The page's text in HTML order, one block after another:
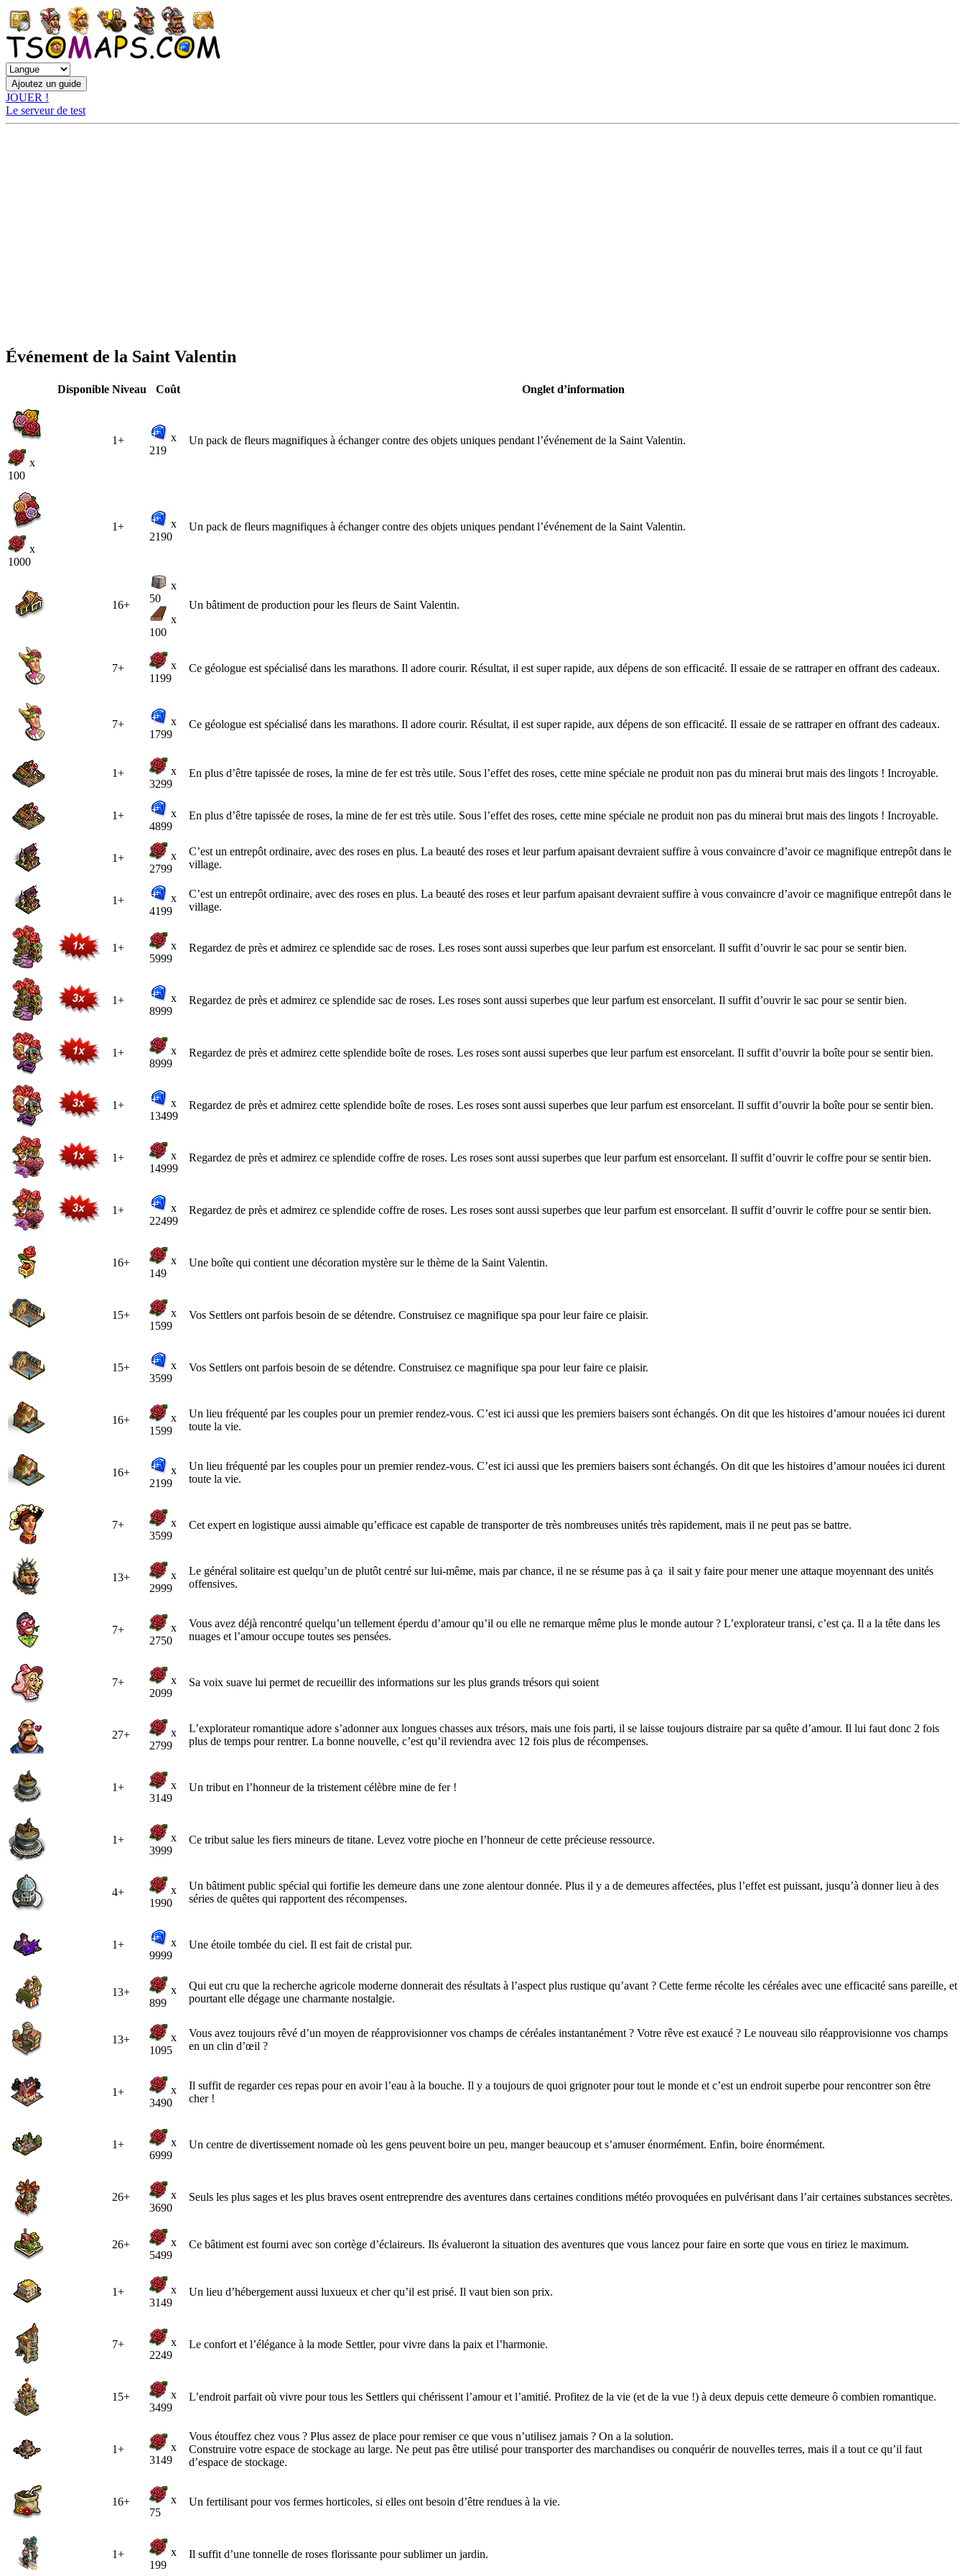
JOUER !
Le serveur de test
Événement de la Saint Valentin
Disponible Niveau Coût Onglet d’information
x
100
1+
x
219
Un pack de fleurs magnifiques à échanger contre des objets uniques pendant l’événement de la Saint Valentin.
x
1000
1+
x
2190
Un pack de fleurs magnifiques à échanger contre des objets uniques pendant l’événement de la Saint Valentin.
16+
x
50
x
100
Un bâtiment de production pour les fleurs de Saint Valentin.
7+
x
1199
Ce géologue est spécialisé dans les marathons. Il adore courir. Résultat, il est super rapide, aux dépens de son efficacité. Il essaie de se rattraper en offrant des cadeaux.
7+
x
1799
Ce géologue est spécialisé dans les marathons. Il adore courir. Résultat, il est super rapide, aux dépens de son efficacité. Il essaie de se rattraper en offrant des cadeaux.
1+
x
3299
En plus d’être tapissée de roses, la mine de fer est très utile. Sous l’effet des roses, cette mine spéciale ne produit non pas du minerai brut mais des lingots ! Incroyable.
1+
x
4899
En plus d’être tapissée de roses, la mine de fer est très utile. Sous l’effet des roses, cette mine spéciale ne produit non pas du minerai brut mais des lingots ! Incroyable.
1+
x
2799
C’est un entrepôt ordinaire, avec des roses en plus. La beauté des roses et leur parfum apaisant devraient suffire à vous convaincre d’avoir ce magnifique entrepôt dans le
village.
1+
x
4199
C’est un entrepôt ordinaire, avec des roses en plus. La beauté des roses et leur parfum apaisant devraient suffire à vous convaincre d’avoir ce magnifique entrepôt dans le
village.
1+
x
5999
Regardez de près et admirez ce splendide sac de roses. Les roses sont aussi superbes que leur parfum est ensorcelant. Il suffit d’ouvrir le sac pour se sentir bien.
1+
x
8999
Regardez de près et admirez ce splendide sac de roses. Les roses sont aussi superbes que leur parfum est ensorcelant. Il suffit d’ouvrir le sac pour se sentir bien.
1+
x
8999
Regardez de près et admirez cette splendide boîte de roses. Les roses sont aussi superbes que leur parfum est ensorcelant. Il suffit d’ouvrir la boîte pour se sentir bien.
1+
x
13499
Regardez de près et admirez cette splendide boîte de roses. Les roses sont aussi superbes que leur parfum est ensorcelant. Il suffit d’ouvrir la boîte pour se sentir bien.
1+
x
14999
Regardez de près et admirez ce splendide coffre de roses. Les roses sont aussi superbes que leur parfum est ensorcelant. Il suffit d’ouvrir le coffre pour se sentir bien.
1+
x
22499
Regardez de près et admirez ce splendide coffre de roses. Les roses sont aussi superbes que leur parfum est ensorcelant. Il suffit d’ouvrir le coffre pour se sentir bien.
16+
x
149
Une boîte qui contient une décoration mystère sur le thème de la Saint Valentin.
15+
x
1599
Vos Settlers ont parfois besoin de se détendre. Construisez ce magnifique spa pour leur faire ce plaisir.
15+
x
3599
Vos Settlers ont parfois besoin de se détendre. Construisez ce magnifique spa pour leur faire ce plaisir.
16+
x
1599
Un lieu fréquenté par les couples pour un premier rendez-vous. C’est ici aussi que les premiers baisers sont échangés. On dit que les histoires d’amour nouées ici durent
toute la vie.
16+
x
2199
Un lieu fréquenté par les couples pour un premier rendez-vous. C’est ici aussi que les premiers baisers sont échangés. On dit que les histoires d’amour nouées ici durent
toute la vie.
7+
x
3599
Cet expert en logistique aussi aimable qu’efficace est capable de transporter de très nombreuses unités très rapidement, mais il ne peut pas se battre.
13+
x
2999
Le général solitaire est quelqu’un de plutôt centré sur lui-même, mais par chance, il ne se résume pas à ça il sait y faire pour mener une attaque moyennant des unités
offensives.
7+
x
2750
Vous avez déjà rencontré quelqu’un tellement éperdu d’amour qu’il ou elle ne remarque même plus le monde autour ? L’explorateur transi, c’est ça. Il a la tête dans les
nuages et l’amour occupe toutes ses pensées.
7+
x
2099
Sa voix suave lui permet de recueillir des informations sur les plus grands trésors qui soient
27+
x
2799
L’explorateur romantique adore s’adonner aux longues chasses aux trésors, mais une fois parti, il se laisse toujours distraire par sa quête d’amour. Il lui faut donc 2 fois
plus de temps pour rentrer. La bonne nouvelle, c’est qu’il reviendra avec 12 fois plus de récompenses.
1+
x
3149
Un tribut en l’honneur de la tristement célèbre mine de fer !
1+
x
3999
Ce tribut salue les fiers mineurs de titane. Levez votre pioche en l’honneur de cette précieuse ressource.
4+
x
1990
Un bâtiment public spécial qui fortifie les demeure dans une zone alentour donnée. Plus il y a de demeures affectées, plus l’effet est puissant, jusqu’à donner lieu à des
séries de quêtes qui rapportent des récompenses.
1+
x
9999
Une étoile tombée du ciel. Il est fait de cristal pur.
13+
x
899
Qui eut cru que la recherche agricole moderne donnerait des résultats à l’aspect plus rustique qu’avant ? Cette ferme récolte les céréales avec une efficacité sans pareille, et
pourtant elle dégage une charmante nostalgie.
13+
x
1095
Vous avez toujours rêvé d’un moyen de réapprovisionner vos champs de céréales instantanément ? Votre rêve est exaucé ? Le nouveau silo réapprovisionne vos champs
en un clin d’œil ?
1+
x
3490
Il suffit de regarder ces repas pour en avoir l’eau à la bouche. Il y a toujours de quoi grignoter pour tout le monde et c’est un endroit superbe pour rencontrer son être
cher !
1+
x
6999
Un centre de divertissement nomade où les gens peuvent boire un peu, manger beaucoup et s’amuser énormément. Enfin, boire énormément.
26+
x
3690
Seuls les plus sages et les plus braves osent entreprendre des aventures dans certaines conditions météo provoquées en pulvérisant dans l’air certaines substances secrètes.
26+
x
5499
Ce bâtiment est fourni avec son cortège d’éclaireurs. Ils évalueront la situation des aventures que vous lancez pour faire en sorte que vous en tiriez le maximum.
1+
x
3149
Un lieu d’hébergement aussi luxueux et cher qu’il est prisé. Il vaut bien son prix.
7+
x
2249
Le confort et l’élégance à la mode Settler, pour vivre dans la paix et l’harmonie.
15+
x
3499
L’endroit parfait où vivre pour tous les Settlers qui chérissent l’amour et l’amitié. Profitez de la vie (et de la vue !) à deux depuis cette demeure ô combien romantique.
1+
x
3149
Vous étouffez chez vous ? Plus assez de place pour remiser ce que vous n’utilisez jamais ? On a la solution.
Construire votre espace de stockage au large. Ne peut pas être utilisé pour transporter des marchandises ou conquérir de nouvelles terres, mais il a tout ce qu’il faut
d’espace de stockage.
16+
x
75
Un fertilisant pour vos fermes horticoles, si elles ont besoin d’être rendues à la vie.
1+
x
199
Il suffit d’une tonnelle de roses florissante pour sublimer un jardin.